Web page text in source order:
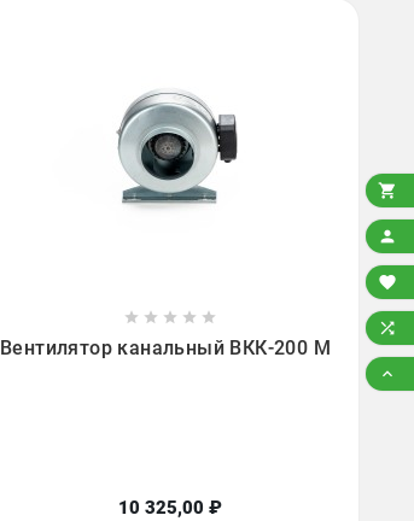
    
Вентилятор канальный ВКК-200 М
10 325,00 ₽




